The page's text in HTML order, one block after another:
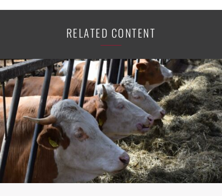
RELATED CONTENT